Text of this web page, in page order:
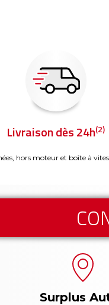
Livraison dès 24h(2)
hors moteur et boîte à
Surplus